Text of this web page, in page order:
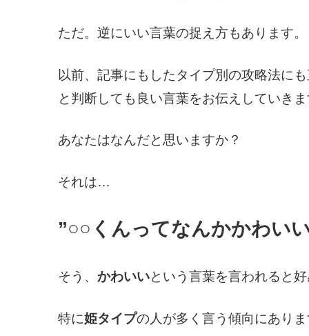
ただ。逆にいい言葉の捉え方もあります。
以前、記事にもしたタイプ別の攻略法に
と判断しても良い言葉をお伝えしていき
あなたはなんだと思いますか？
それは…
”○○くんってなんかかわい
そう、 かわいいという言葉を言われると
特に姫タイプの人が多く言う傾向にあり